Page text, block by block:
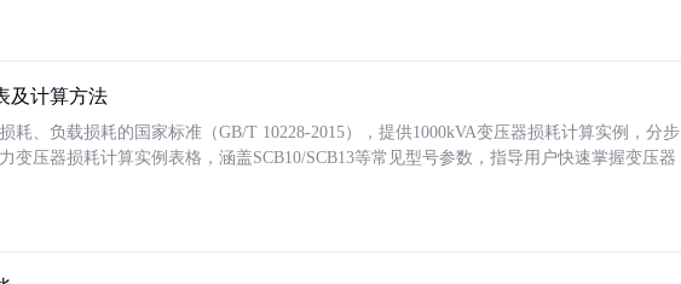
及计算方法
耗、负载损耗的国家标准（GB/T 10228-2015），提供1000kVA变压器损耗计算实例，分步
变压器损耗计算实例表格，涵盖SCB10/SCB13等常见型号参数，指导用户快速掌握变压器